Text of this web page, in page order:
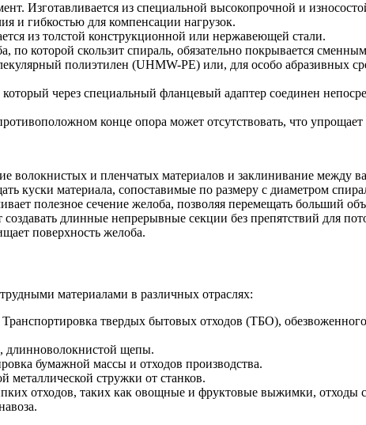
Изготавливается из специальной высокопрочной и
и гибкостью для компенсации нагрузок.
из толстой конструкционной или нержавеющей стали.
по которой скользит спираль, обязательно покрывается
полиэтилен (UHMW-PE) или, для особо абразивных
через специальный фланцевый адаптер соединен
конце опора может отсутствовать, что
волокнистых и пленчатых материалов и заклинивание между
куски материала, сопоставимые по размеру с диаметром
полезное сечение желоба, позволяя перемещать больший
создавать длинные непрерывные секции без препятствий для
поверхность желоба.
материалами в различных отраслях:
Транспортировка твердых бытовых отходов (ТБО),
длинноволокнистой щепы.
бумажной массы и отходов производства.
металлической стружки от станков.
отходов, таких как овощные и фруктовые выжимки, отходы